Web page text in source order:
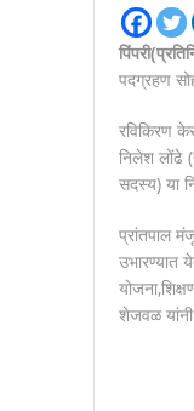
पदग्रहण
रविकिरण
निलेश लोंढे
सदस्य) या
प्रांतपाल
उभारण्यात
शेजवळ